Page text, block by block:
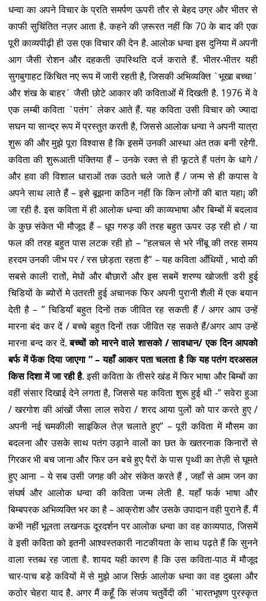
धन्वा का अपने विचार के प्रति समर्पण ऊपरी तौर से बेहद उग्र और भीतर से
काफी सुचिंतित नज़र आता है. कहने की ज़रूरत नहीं कि 70 के बाद की एक
पूरी काव्यपीढ़ी ही उस एक विचार की देन है. आलोक धन्वा इस दुनिया में अपनी
आग जैसी रोशन और दहकती उपस्थिति दर्ज कराते हैं. भीतर-भीतर यही
सुगबुगाहट किंचित नए रूप में जारी रहती है, जिसकी अभिव्यक्ति `भूखा बच्चा´
और शंख के बाहर´ जैसी छोटे आकार की कविताओं में दिखती है. 1976 में वे
एक लम्बी कविता `पतंग´ लेकर आते हैं. यह कविता उसी विचार को ज्यादा
सघन या सान्द्र रूप में प्रस्तुत करती है, जिससे आलोक धन्वा ने अपनी यात्रा
शुरू की और मुझे पूरा विश्वास है कि इसमें उनकी आस्था अंत तक बनी रहेगी.
कविता की शुरूआती पंक्तिया हैं – उनके रक्त से ही फूटते हैं पतंग के धागे /
और हवा की विशाल धाराओं तक उठते चले जाते हैं / जन्म से ही कपास वे
अपने साथ लाते हैं – इसे बूझना कठिन नहीं कि किन लोगों की बात यहा¡ की
जा रही है. इस कविता में ही आलोक धन्वा की काव्यभाषा और बिम्बों में बदलाव
के कुछ संकेत भी मौजूद हैं – धूप गरुड़ की तरह बहुत ऊपर उड़ रही हो / या
फल की तरह बहुत पास लटक रही हो – “हलचल से भरे नींबू की तरह समय
हरदम उनकी जीभ पर / रस छोड़ता रहता है” – यह कविता आँधियों , भादो की
सबसे काली रातों, मेघों और बौछारों और इस सबमें शरण्य खोजती डरी हुई
चिडियों के ब्योरों मे उतरती हुई अचानक फिर अपनी पुरानी शैली में एक बयान
देती है – ” चिडियाँ बहुत दिनों तक जीवित रह सकती हैं / अगर आप उन्हें
मारना बंद कर दें / बच्चे बहुत दिनों तक जीवित रह सकते हैं/अगर आप उन्हें
मारना बन्द कर दें.बच्चों को मारने वाले शासको / सावधान/ एक दिन आपको
बर्फ में फेंक दिया जाएगा ” – यहाँ आकर पता चलता है कि यह पतंग दरअसल
किस दिशा में जा रही है. इसी कविता के तीसरे खंड में फिर भाषा और बिम्बों का
वहीं संसार दिखाई देने लगता है, जिससे यह कविता शुरू हुई थी -” सवेरा हुआ
/ खरगोश की आंखों जैसा लाल सवेरा / शरद आया पुलों को पार करते हुए /
अपनी नई चमकीली साइकिल तेज़ चलाते हुए” – पूरी कविता में मौसम का
बदलना और उसके साथ पतंग उड़ाने वालों का छत के खतरनाक किनारों से
गिरकर भी बच जाना और फिर उन बचे हुए पैरों के पास पृथ्वी का तेज़ी से घूमते
हुए आना – ये सब उसी जगह की ओर संकेत करते हैं , जहाँ से आम जन का
संघर्ष और आलोक धन्वा की कविता जन्म लेती है. यहाँ फर्क भाषा और
बिम्बपरक अभिव्यक्ति भर का है – आक्रोश और उसके उपादान वही पुराने हैं. मैं
कभी नहीं भूलता लखनऊ दूरदर्शन पर आलोक धन्वा का वह काव्यपाठ, जिसमें
वे इसी कविता को इतनी आश्वस्तकारी नाटकीयता के साथ पढ़ते हैं कि सुनने
वाला स्तब्ध रह जाता है. शायद यही कारण है कि उस कविता-पाठ में मौजूद
चार-पाच बड़े कवियों में से मुझे आज सिर्फ़ आलोक धन्वा का वह दुबला और
कठोर चेहरा याद है. अगर मैं कहूँ कि संजय चतुर्वेदी की `भारतभूषण पुरस्कृत